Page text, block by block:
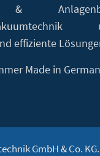
&
effiziente
Made in
GmbH & Co.